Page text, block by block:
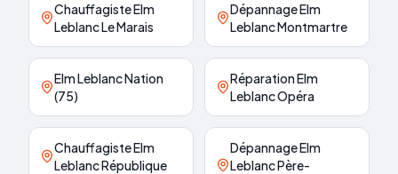
Chauffagiste Elm
Leblanc Le Marais
Dépannage Elm
Leblanc Montmartre
Elm Leblanc Nation
(75)
Réparation Elm
Leblanc Opéra
Chauffagiste Elm
Leblanc République
Dépannage Elm
Leblanc Père-